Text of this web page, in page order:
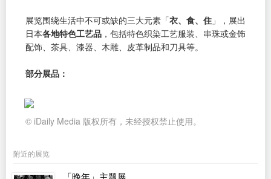
展览围绕生活中不可或缺的三大元素「衣、食、住 」，展出
日本各地特色工艺品 ，包括特色织染工艺服装、串珠或金饰
配饰、茶具、漆器、木雕、皮革制品和刀具等。
部分展品：
© iDaily Media 版权所有，未经授权禁止使用。
附近的展览
「晚年」主题展